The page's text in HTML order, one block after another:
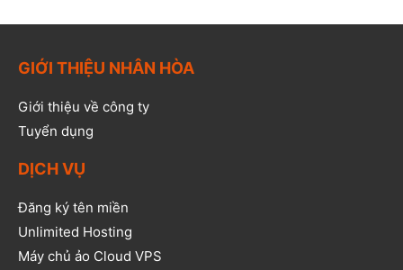
GIỚI THIỆU NHÂN HÒA
Giới thiệu về công ty
Tuyển dụng
DỊCH VỤ
Đăng ký tên miền
Unlimited Hosting
Máy chủ ảo Cloud VPS